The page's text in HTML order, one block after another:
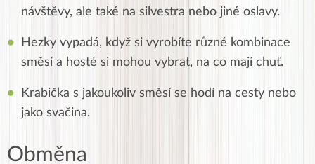
návštěvy, ale také na silvestra nebo jiné oslavy.
Hezky vypadá, když si vyrobíte různé kombinace
směsí a hosté si mohou vybrat, na co mají chuť.
Krabička s jakoukoliv směsí se hodí na cesty nebo
jako svačina.
Obměna